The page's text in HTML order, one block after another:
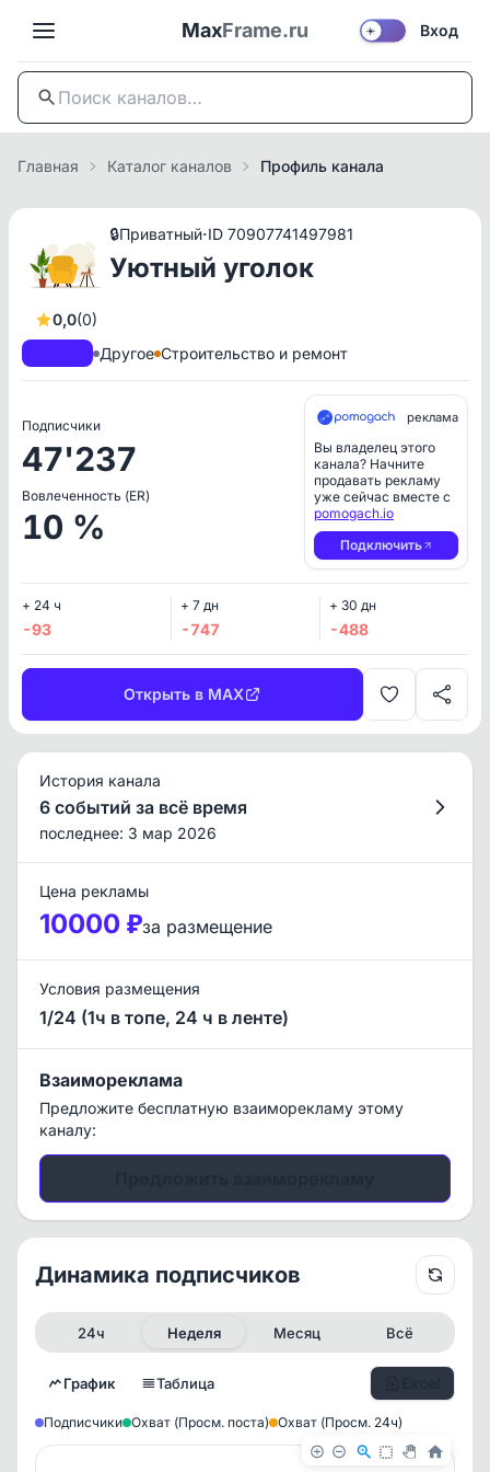
MaxFrame.ru ☀️ Вход
Главная Каталог каналов Профиль канала
0,0(0)
🔒Приватный·ID 70907741497981
Уютный уголок
Другое Строительство и ремонт
Подписчики
47'237
Вовлеченность (ER)
10 %
реклама
Вы владелец этого
канала? Начните
продавать рекламу
уже сейчас вместе с
pomogach.io
Подключить
+ 24 ч
-93
+ 7 дн
-747
+ 30 дн
-488
Открыть в MAX
История канала
6 событий за всё время
последнее: 3 мар 2026
Цена рекламы
10000 ₽за размещение
Условия размещения
1/24 (1ч в топе, 24 ч в ленте)
Взаимореклама
Предложите бесплатную взаиморекламу этому
каналу:
Динамика подписчиков
24ч Неделя Месяц Всё
График Таблица
Подписчики Охват (Просм. поста) Охват (Просм. 24ч)